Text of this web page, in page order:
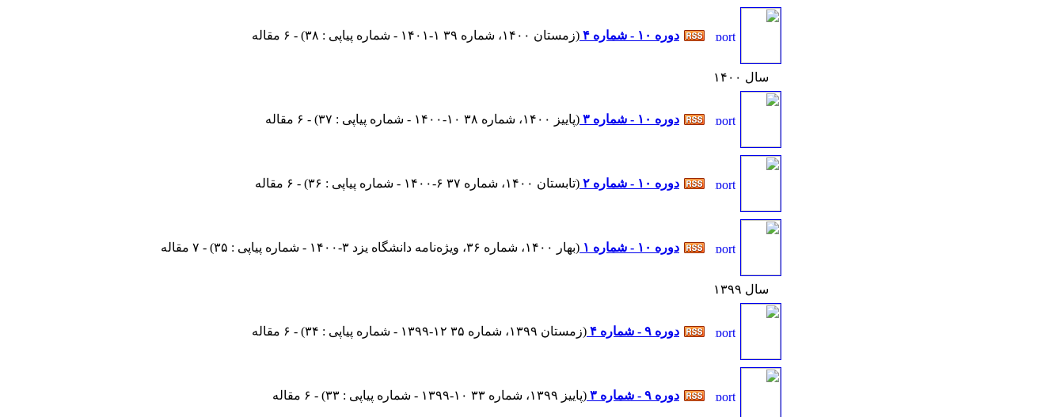
دوره ۱۰ - شماره ۴ (زمستان ۱۴۰۰، شماره ۳۹ ۱-۱۴۰۱ - شماره پیاپی : ۳۸ ) - ۶ مقاله
سال ۱۴۰۰
دوره ۱۰ - شماره ۳ (پاییز ۱۴۰۰، شماره ۳۸ ۱۰-۱۴۰۰ - شماره پیاپی : ۳۷ ) - ۶ مقاله
دوره ۱۰ - شماره ۲ (تابستان ۱۴۰۰، شماره ۳۷ ۶-۱۴۰۰ - شماره پیاپی : ۳۶ ) - ۶ مقاله
دوره ۱۰ - شماره ۱ (بهار ۱۴۰۰، شماره ۳۶، ویژه‌نامه دانشگاه یزد ۳-۱۴۰۰ - شماره پیاپی : ۳۵ ) - ۷ مقاله
سال ۱۳۹۹
دوره ۹ - شماره ۴ (زمستان ۱۳۹۹، شماره ۳۵ ۱۲-۱۳۹۹ - شماره پیاپی : ۳۴ ) - ۶ مقاله
دوره ۹ - شماره ۳ (پاییز ۱۳۹۹، شماره ۳۳ ۱۰-۱۳۹۹ - شماره پیاپی : ۳۳ ) - ۶ مقاله